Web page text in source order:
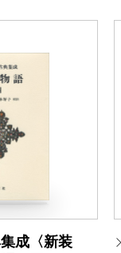
成〈新装